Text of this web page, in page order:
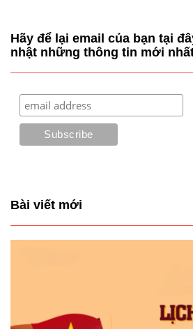
Hãy để lại email của bạn tại
nhật những thông tin mới
Bài viết mới